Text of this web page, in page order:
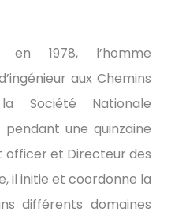
1978, l’homme
aux Chemins
Société Nationale
pendant une quinzaine
officer et Directeur des
il initie et coordonne la
différents domaines